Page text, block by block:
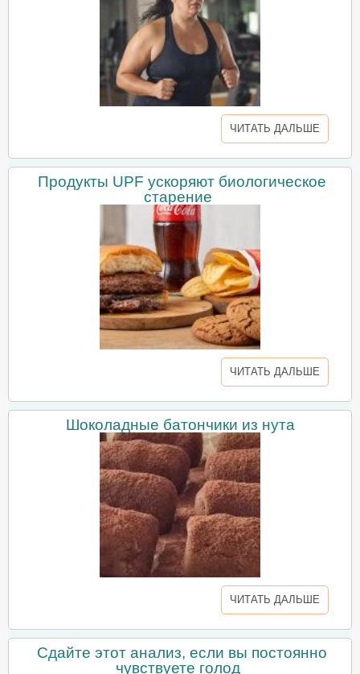
ЧИТАТЬ ДАЛЬШЕ
Продукты UPF ускоряют биологическое
старение
ЧИТАТЬ ДАЛЬШЕ
Шоколадные батончики из нута
ЧИТАТЬ ДАЛЬШЕ
Сдайте этот анализ, если вы постоянно
чувствуете голод